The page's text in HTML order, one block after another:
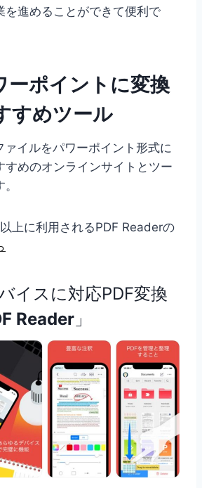
を進めることができて便利で
ーポイントに変換
すめツール
ァイルをパワーポイント形式に
すめのオンラインサイトとツー
上に利用されるPDF Readerの
イスに対応PDF変換
Reader 」